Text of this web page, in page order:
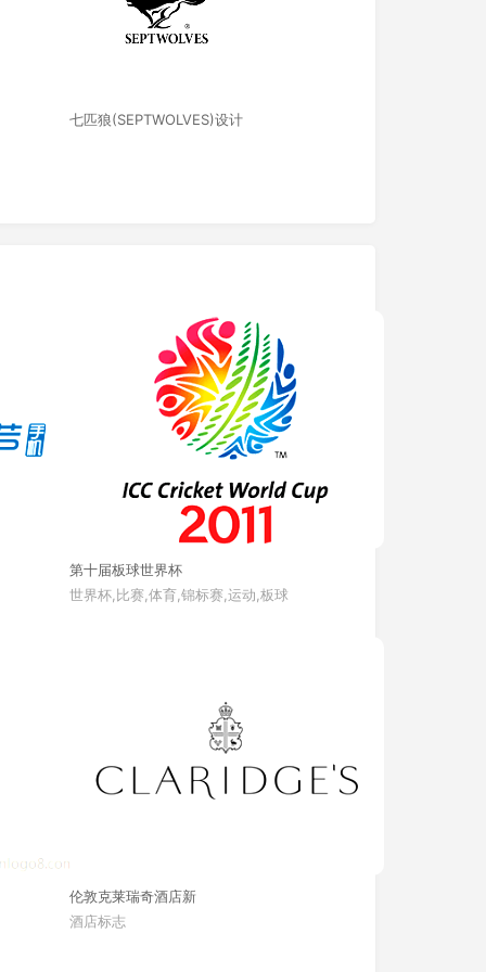
七匹狼(SEPTWOLVES)设计
第十届板球世界杯
世界杯,比赛,体育,锦标赛,运动,板球
伦敦克莱瑞奇酒店新
酒店标志